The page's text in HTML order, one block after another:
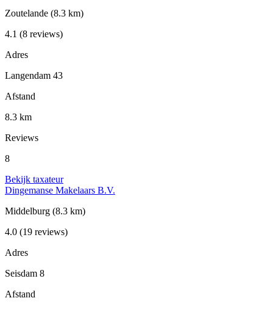
Zoutelande (8.3 km)
4.1 (8 reviews)
Adres
Langendam 43
Afstand
8.3 km
Reviews
8
Bekijk taxateur
Dingemanse Makelaars B.V.
Middelburg (8.3 km)
4.0 (19 reviews)
Adres
Seisdam 8
Afstand